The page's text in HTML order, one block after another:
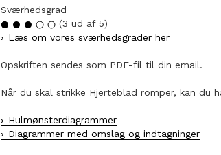
Sværhedsgrad
(3 ud af 5)
Læs om vores sværhedsgrader her
Opskriften sendes som PDF-fil til din email.
Når du skal strikke Hjerteblad romper, kan du
Hulmønsterdiagrammer
Diagrammer med omslag og indtagninger